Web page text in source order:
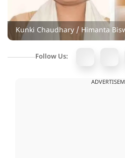
Kunki Chaudhary / Himanta
Follow Us: